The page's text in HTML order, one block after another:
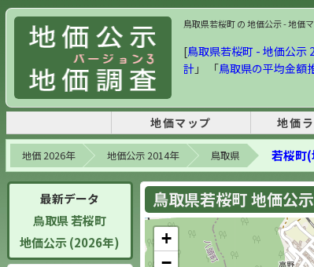
鳥取県若桜町 の 地価公示 - 地価
[鳥取県若桜町 - 地価公示
計」 「鳥取県の平均金額
地価マップ 地価
地価 2026年 地価公示 2014年 鳥取県 若桜町
最新データ
鳥取県 若桜町
地価公示 (2026年)
鳥取県若桜町 地価公
+
−